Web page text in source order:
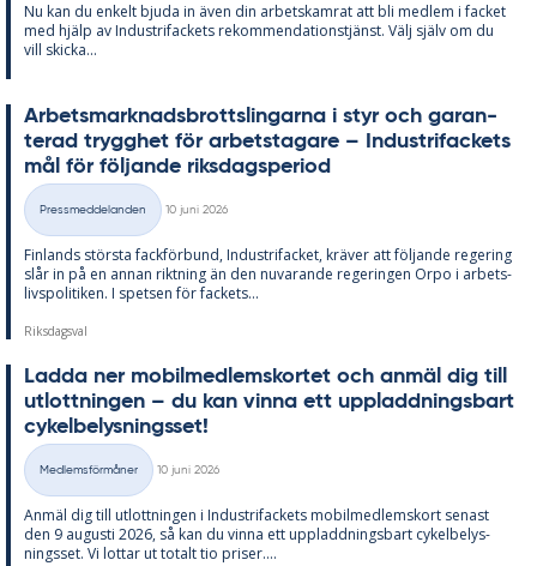
Nu kan du en­kelt bju­da in även din ar­bets­kam­rat att bli med­lem i fac­ket
med hjälp av In­du­stri­fac­kets re­kom­men­da­tions­tjänst. Välj själv om du
vill skic­ka...
Ar­bets­mark­nads­brotts­ling­ar­na i styr och ga­ran­
te­rad trygg­het för ar­bets­ta­ga­re – In­du­stri­fac­kets
mål för föl­jan­de riks­dags­pe­ri­od
Kategorier
Pressmeddelanden
10 juni 2026
Fin­lan­ds störs­ta fack­för­bund, In­du­stri­fac­ket, krä­ver att föl­jan­de re­ge­ring
slår in på en an­nan rikt­ning än den nu­va­ran­de re­ge­ring­en Orpo i ar­bets­
livs­po­li­ti­ken. I spet­sen för fac­kets...
Riksdagsval
Lad­da ner mo­bil­med­lems­kor­tet och an­mäl dig till
ut­lott­ning­en – du kan vin­na ett upp­ladd­nings­bart
cy­kel­be­lys­nings­set!
Kategorier
Medlemsförmåner
10 juni 2026
An­mäl dig till ut­lott­ning­en i In­du­stri­fac­kets mo­bil­med­lems­kort se­nast
den 9 au­gusti 2026, så kan du vin­na ett upp­ladd­nings­bart cy­kel­be­lys­
nings­set. Vi lot­tar ut to­talt tio pri­ser....